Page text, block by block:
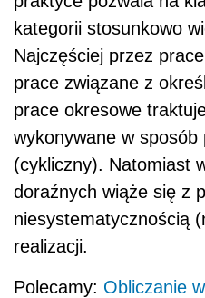
kategorii stosunkowo
Najczęściej przez
prace związane z
prace okresowe
wykonywane w sposób
(cykliczny). Natomiast
doraźnych wiąże się z
niesystematycznością
realizacji.
Polecamy: Obliczanie